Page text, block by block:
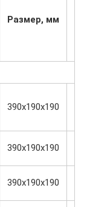
Размер, мм
390х190х190
390х190х190
390х190х190